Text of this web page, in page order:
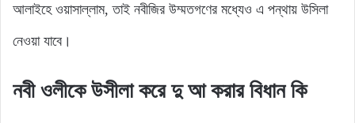
আলাইহে ওয়াসাল্লাম, তাই নবীজির উম্মতগণের মধ্যেও এ পন্থায় উসিলা
নেওয়া যাবে।
নবী ওলীকে উসীলা করে দু আ করার বিধান কি